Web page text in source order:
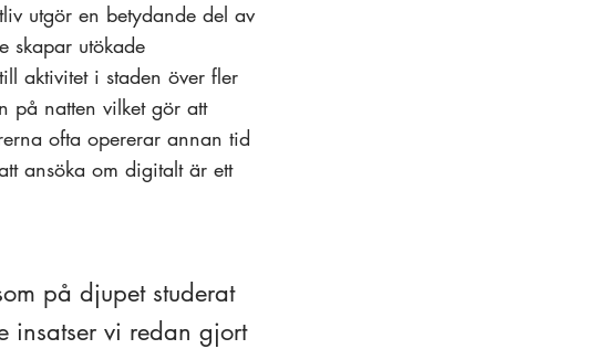
utgör en betydande del av
skapar utökade
aktivitet i staden över fler
på natten vilket gör att
ofta opererar annan tid
ansöka om digitalt är ett
på djupet studerat
insatser vi redan gjort